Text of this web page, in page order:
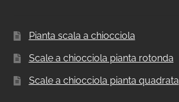
Pianta scala a chiocciola
Scale a chiocciola pianta rotonda
Scale a chiocciola pianta quadrata